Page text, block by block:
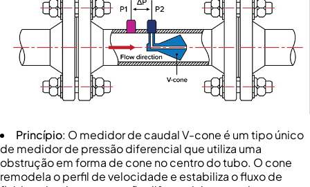
Princípio: O medidor de caudal V-cone é um tipo único
de medidor de pressão diferencial que utiliza uma
obstrução em forma de cone no centro do tubo. O cone
remodela o perfil de velocidade e estabiliza o fluxo de